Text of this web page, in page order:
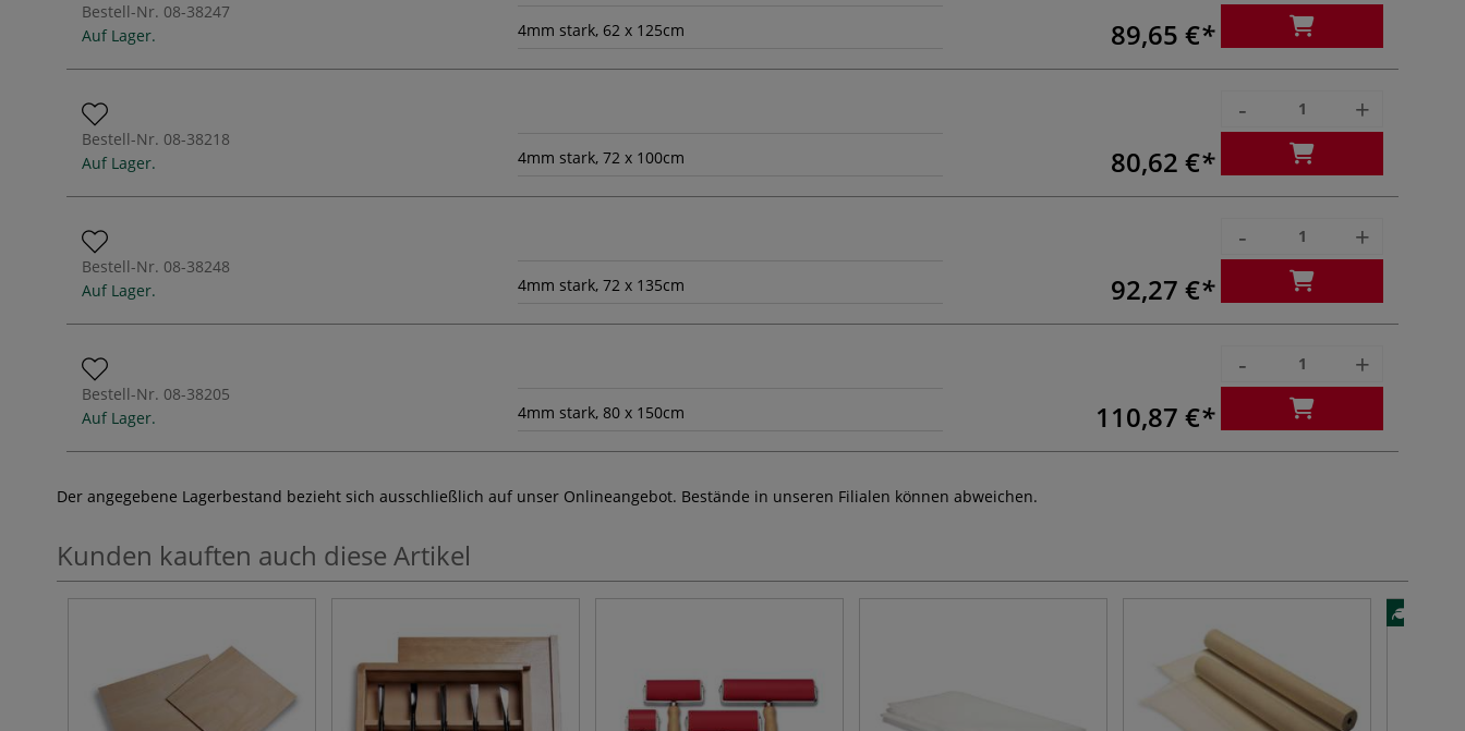
Bestell-Nr. 08-38247
Auf Lager.
4mm stark, 62 x 125cm 89,65 €
Bestell-Nr. 08-38218
Auf Lager.
4mm stark, 72 x 100cm 80,62 €
- +
Bestell-Nr. 08-38248
Auf Lager.
4mm stark, 72 x 135cm 92,27 €
- +
Bestell-Nr. 08-38205
Auf Lager.
4mm stark, 80 x 150cm 110,87 €
- +
Der angegebene Lagerbestand bezieht sich ausschließlich auf unser Onlineangebot. Bestände in unseren Filialen können abweichen.
Kunden kauften auch diese Artikel